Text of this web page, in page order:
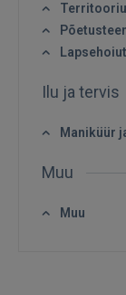
Ilu ja tervis
Maniküür
Muu
Muu